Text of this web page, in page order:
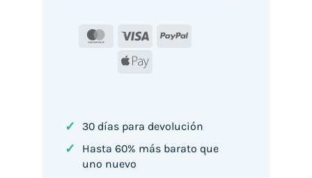
MasterCard
Visa
PayPal
Apple
✓ 30 días para devolución
✓
Hasta 60% más barato que
uno nuevo